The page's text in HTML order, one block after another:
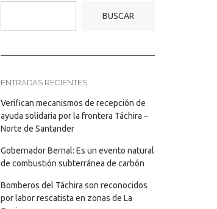
BUSCAR
ENTRADAS RECIENTES
Verifican mecanismos de recepción de
ayuda solidaria por la frontera Táchira –
Norte de Santander
Gobernador Bernal: Es un evento natural
de combustión subterránea de carbón
Bomberos del Táchira son reconocidos
por labor rescatista en zonas de La